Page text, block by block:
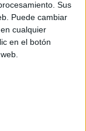
Sus
Puede cambiar
cualquier
en el botón